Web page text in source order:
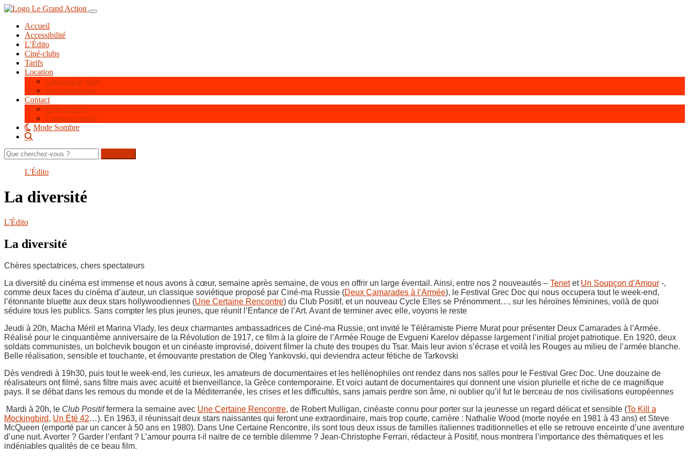
Aller
contenu
principal
Toggle navigation
Accueil
Accessibilité
L’Édito
Ciné-clubs
Tarifs
Location
Location de salle
Post-production
Contact
Nous trouver
Contactez-nous !
Mode Sombre
Rechercher
sur
L'Édito
La diversité
L'Édito
La diversité
Chères spectatrices, chers spectateurs
La diversité du cinéma est immense et nous avons à cœur, semaine après semaine, de vous en offrir un large éventail. Ainsi, entre nos 2 nouveautés – Tenetet Un Soupçon d’Amour -,
comme deux faces du cinéma d’auteur, un classique soviétique proposé par Ciné-ma Russie (Deux Camarades à l’Armée), le Festival Grec Doc qui nous occupera tout le week-end,
l’étonnante bluette aux deux stars hollywoodiennes (Une Certaine Rencontre) du Club Positif, et un nouveau Cycle Elles se Prénomment…, sur les héroïnes féminines, voilà de quoi
séduire tous les publics. Sans compter les plus jeunes, que réunit l’Enfance de l’Art. Avant de terminer avec elle, voyons le reste
Jeudi à 20h, Macha Méril et Marina Vlady, les deux charmantes ambassadrices de Ciné-ma Russie, ont invité le Téléramiste Pierre Murat pour présenter Deux Camarades à l’Armée.
Réalisé pour le cinquantième anniversaire de la Révolution de 1917, ce film à la gloire de l’Armée Rouge de Evgueni Karelov dépasse largement l’initial projet patriotique. En 1920, deux
soldats communistes, un bolchevik bougon et un cinéaste improvisé, doivent filmer la chute des troupes du Tsar. Mais leur avion s’écrase et voilà les Rouges au milieu de l’armée blanche.
Belle réalisation, sensible et touchante, et émouvante prestation de Oleg Yankovski, qui deviendra acteur fétiche de Tarkovski
Dès vendredi à 19h30, puis tout le week-end, les curieux, les amateurs de documentaires et les hellènophiles ont rendez dans nos salles pour le Festival Grec Doc. Une douzaine de
réalisateurs ont filmé, sans filtre mais avec acuité et bienveillance, la Grèce contemporaine. Et voici autant de documentaires qui donnent une vision plurielle et riche de ce magnifique
pays. Il se débat dans les remous du monde et de la Méditerranée, les crises et les difficultés, sans jamais perdre son âme, ni oublier qu’il fut le berceau de nos civilisations européennes
Mardi à 20h, le Club Positiffermera la semaine avec Une Certaine Rencontre, de Robert Mulligan, cinéaste connu pour porter sur la jeunesse un regard délicat et sensible (To Kill a
Mockingbird, Un Été 42…). En 1963, il réunissait deux stars naissantes qui feront une extraordinaire, mais trop courte, carrière : Nathalie Wood (morte noyée en 1981 à 43 ans) et Steve
McQueen (emporté par un cancer à 50 ans en 1980). Dans Une Certaine Rencontre, ils sont tous deux issus de familles italiennes traditionnelles et elle se retrouve enceinte d’une aventure
d’une nuit. Avorter ? Garder l’enfant ? L’amour pourra t-il naitre de ce terrible dilemme ? Jean-Christophe Ferrari, rédacteur à Positif, nous montrera l’importance des thématiques et les
indéniables qualités de ce beau film.